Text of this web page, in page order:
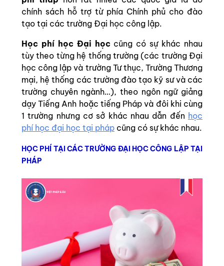
chính sách hỗ trợ từ phía Chính phủ cho đào
tạo tại các trường Đại học công lập.
Học phí học Đại học cũng có sự khác nhau
tùy theo từng hệ thống trường (các trường Đại
học công lập và trường Tư thục, Trường Thương
mại, hệ thống các trường đào tạo kỹ sư và các
trường chuyên ngành…), theo ngôn ngữ giảng
dạy Tiếng Anh hoặc tiếng Pháp và đôi khi cùng
1 trường nhưng cơ sở khác nhau dẫn đến học
phí học đại học tại pháp cũng có sự khác nhau.
HỌC PHÍ TẠI CÁC TRƯỜNG ĐẠI HỌC CÔNG LẬP TẠI
PHÁP